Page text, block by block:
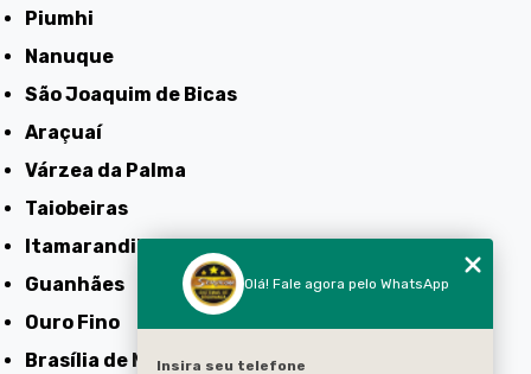
Piumhi
Nanuque
São Joaquim de Bicas
Araçuaí
Várzea da Palma
Taiobeiras
Itamarandiba
Guanhães
Ouro Fino
Brasília de Minas
Olá! Fale agora pelo WhatsApp
Insira seu telefone